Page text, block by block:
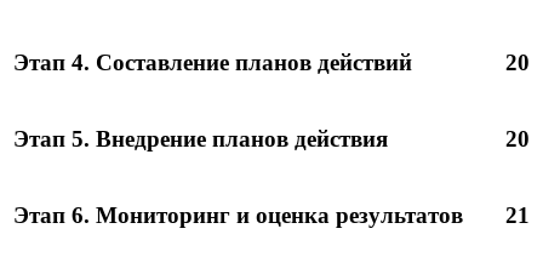
Этап 4. Составление планов действий 20
Этап 5. Внедрение планов действия 20
Этап 6. Мониторинг и оценка результатов 21